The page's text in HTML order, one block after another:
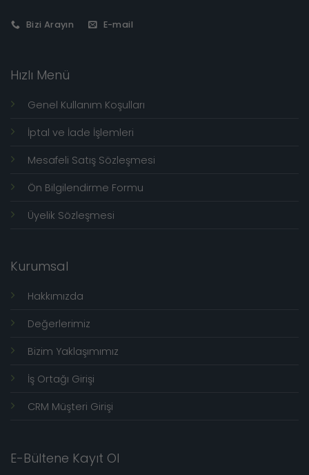
Bizi Arayın E-mail
Hızlı Menü
Genel Kullanım Koşulları
İptal ve İade İşlemleri
Mesafeli Satış Sözleşmesi
Ön Bilgilendirme Formu
Üyelik Sözleşmesi
Kurumsal
Hakkımızda
Değerlerimiz
Bizim Yaklaşımımız
İş Ortağı Girişi
CRM Müşteri Girişi
E-Bültene Kayıt Ol